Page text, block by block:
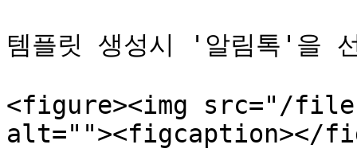
템플릿 생성시 '알림톡'을
<figure><img src="/files/
alt=""><figcaption></